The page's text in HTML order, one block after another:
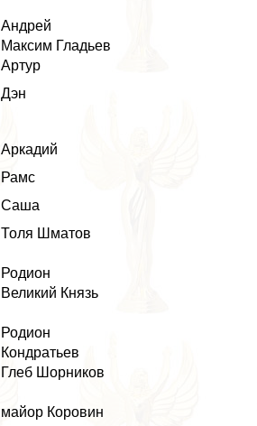
Андрей
Максим Гладьев
Артур
Дэн
Аркадий
Рамс
Саша
Толя Шматов
Родион
Великий Князь
Родион
Кондратьев
Глеб Шорников
майор Коровин